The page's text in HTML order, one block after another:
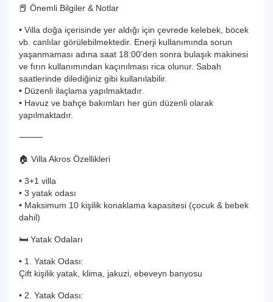
📕 Önemli Bilgiler & Notlar
• Villa doğa içerisinde yer aldığı için çevrede kelebek, böcek
vb. canlılar görülebilmektedir. Enerji kullanımında sorun
yaşanmaması adına saat 18:00’den sonra bulaşık makinesi
ve fırın kullanımından kaçınılması rica olunur. Sabah
saatlerinde dilediğiniz gibi kullanılabilir.
• Düzenli ilaçlama yapılmaktadır.
• Havuz ve bahçe bakımları her gün düzenli olarak
yapılmaktadır.
⸻
🏠 Villa Akros Özellikleri
• 3+1 villa
• 3 yatak odası
• Maksimum 10 kişilik konaklama kapasitesi (çocuk & bebek
dahil)
🛏️ Yatak Odaları
• 1. Yatak Odası:
Çift kişilik yatak, klima, jakuzi, ebeveyn banyosu
• 2. Yatak Odası: